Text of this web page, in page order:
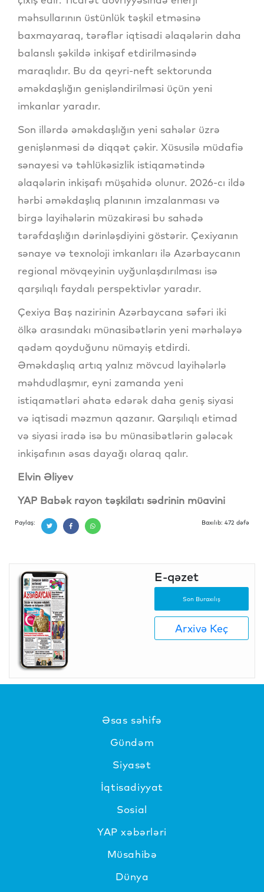
məhsullarının üstünlük təşkil etməsinə
baxmayaraq, tərəflər iqtisadi əlaqələrin daha
balanslı şəkildə inkişaf etdirilməsində
maraqlıdır. Bu da qeyri-neft sektorunda
əməkdaşlığın genişləndirilməsi üçün yeni
imkanlar yaradır.
Son illərdə əməkdaşlığın yeni sahələr üzrə
genişlənməsi də diqqət çəkir. Xüsusilə müdafiə
sənayesi və təhlükəsizlik istiqamətində
əlaqələrin inkişafı müşahidə olunur. 2026-cı ildə
hərbi əməkdaşlıq planının imzalanması və
birgə layihələrin müzakirəsi bu sahədə
tərəfdaşlığın dərinləşdiyini göstərir. Çexiyanın
sənaye və texnoloji imkanları ilə Azərbaycanın
regional mövqeyinin uyğunlaşdırılması isə
qarşılıqlı faydalı perspektivlər yaradır.
Çexiya Baş nazirinin Azərbaycana səfəri iki
ölkə arasındakı münasibətlərin yeni mərhələyə
qədəm qoyduğunu nümayiş etdirdi.
Əməkdaşlıq artıq yalnız mövcud layihələrlə
məhdudlaşmır, eyni zamanda yeni
istiqamətləri əhatə edərək daha geniş siyasi
və iqtisadi məzmun qazanır. Qarşılıqlı etimad
və siyasi iradə isə bu münasibətlərin gələcək
inkişafının əsas dayağı olaraq qalır.
Elvin Əliyev
YAP Babək rayon təşkilatı sədrinin müavini
Paylaş: Baxılıb: 472 dəfə
E-qəzet
Son Buraxılış
Arxivə Keç
Əsas səhifə
Gündəm
Siyasət
İqtisadiyyat
Sosial
YAP xəbərləri
Müsahibə
Dünya